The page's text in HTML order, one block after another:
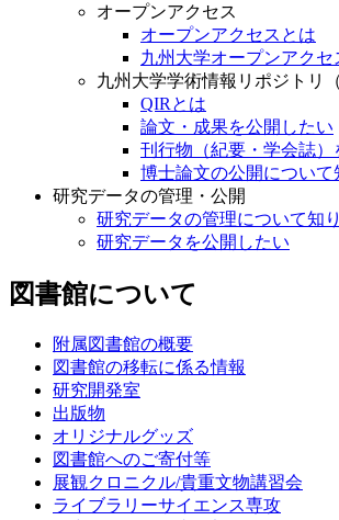
オープンアクセス
オープンアクセスとは
九州大学オープンアクセ
九州大学学術情報リポジトリ（
QIRとは
論文・成果を公開したい
刊行物（紀要・学会誌）
博士論文の公開について
研究データの管理・公開
研究データの管理について知
研究データを公開したい
図書館について
附属図書館の概要
図書館の移転に係る情報
研究開発室
出版物
オリジナルグッズ
図書館へのご寄付等
展観クロニクル/貴重文物講習会
ライブラリーサイエンス専攻